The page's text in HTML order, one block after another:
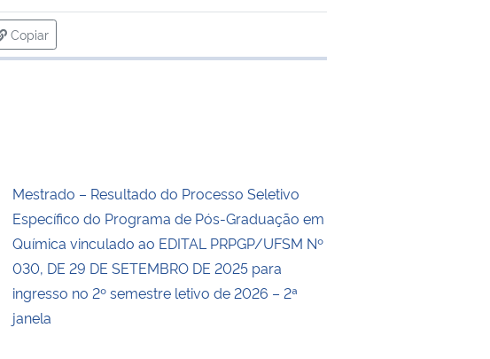
Copiar
para área de transferência
Mestrado – Resultado do Processo Seletivo
Específico do Programa de Pós-Graduação em
Química vinculado ao EDITAL PRPGP/UFSM Nº
030, DE 29 DE SETEMBRO DE 2025 para
ingresso no 2º semestre letivo de 2026 – 2ª
janela